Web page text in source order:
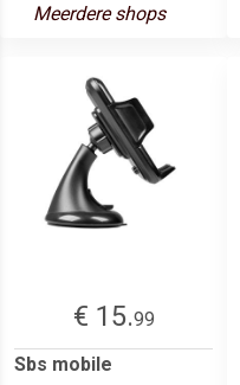
Meerdere shops
€ 15.99
Sbs mobile